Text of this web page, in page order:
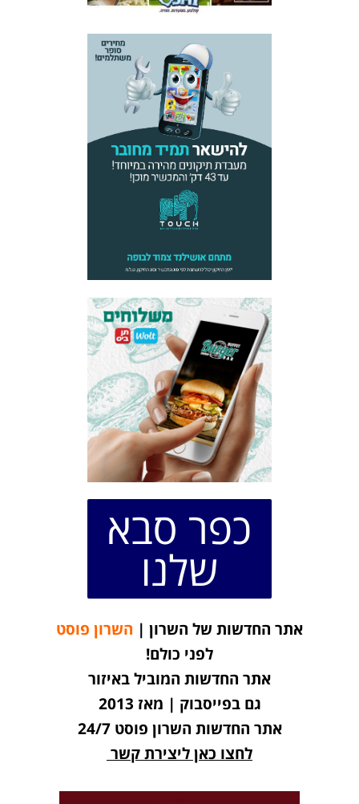
כפר סבא
שלנו
אתר החדשות של השרון | השרון פוסט
לפני כולם!
אתר החדשות המוביל באיזור
גם בפייסבוק | מאז 2013
אתר החדשות השרון פוסט 24/7
לחצו כאן ליצירת קשר